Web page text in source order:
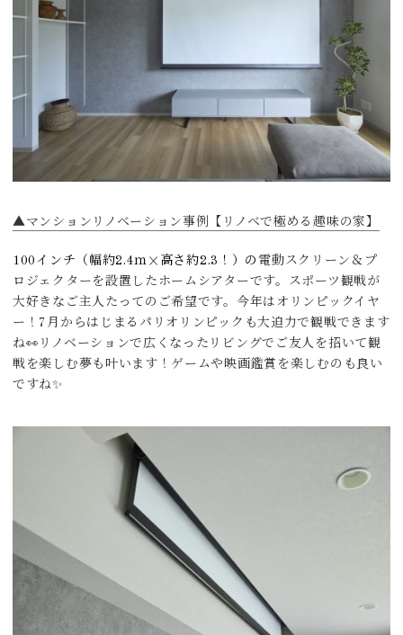
▲マンションリノベーション事例【リノベで極める趣味の家】
100インチ（幅約2.4ｍ×高さ約2.3！）の電動スクリーン＆プ
ロジェクターを設置したホームシアターです。スポーツ観戦が
大好きなご主人たってのご希望です。今年はオリンピックイヤ
ー！7月からはじまるパリオリンピックも大迫力で観戦できます
ね👀リノベーションで広くなったリビングでご友人を招いて観
戦を楽しむ夢も叶います！ゲームや映画鑑賞を楽しむのも良い
ですね✨